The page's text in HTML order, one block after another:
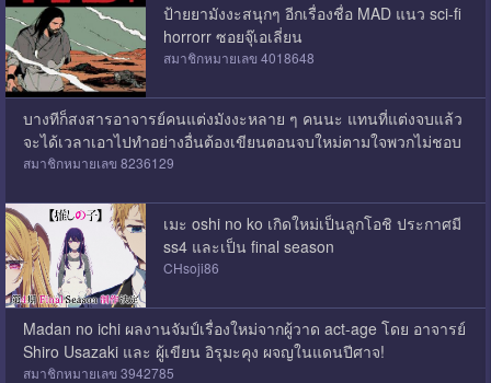
ป้ายยามังงะสนุกๆ อีกเรื่องชื่อ MAD แนว sci-fi
horrorr ซอยจุ๊เอเลี่ยน
สมาชิกหมายเลข 4018648
บางทีก็สงสารอาจารย์คนแต่งมังงะหลาย ๆ คนนะ แทนที่แต่งจบแล้ว
จะได้เวลาเอาไปทำอย่างอื่นต้องเขียนตอนจบใหม่ตามใจพวกไม่ชอบ
สมาชิกหมายเลข 8236129
เมะ oshi no ko เกิดใหม่เป็นลูกโอชิ ประกาศมี
ss4 และเป็น final season
CHsoji86
Madan no ichi ผลงานจัมป์เรื่องใหม่จากผู้วาด act-age โดย อาจารย์
Shiro Usazaki และ ผู้เขียน อิรุมะคุง ผจญในแดนปีศาจ!
สมาชิกหมายเลข 3942785